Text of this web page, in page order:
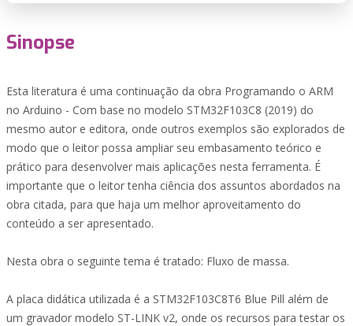
Sinopse
Esta literatura é uma continuação da obra Programando o ARM
no Arduino - Com base no modelo STM32F103C8 (2019) do
mesmo autor e editora, onde outros exemplos são explorados de
modo que o leitor possa ampliar seu embasamento teórico e
prático para desenvolver mais aplicações nesta ferramenta. É
importante que o leitor tenha ciência dos assuntos abordados na
obra citada, para que haja um melhor aproveitamento do
conteúdo a ser apresentado.
Nesta obra o seguinte tema é tratado: Fluxo de massa.
A placa didática utilizada é a STM32F103C8T6 Blue Pill além de
um gravador modelo ST-LINK v2, onde os recursos para testar os